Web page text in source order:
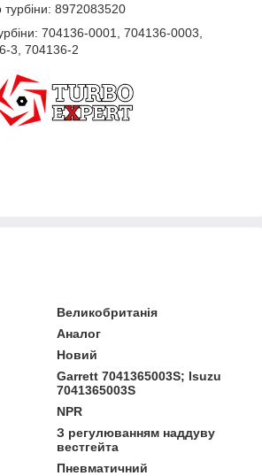
8972083520
704136-0001, 704136-0003,
3, 704136-2
Великобританія
Аналог
Новий
Garrett 7041365003S; Isuzu
7041365003S
NPR
З регулюванням наддуву
вестгейта
Пневматичний